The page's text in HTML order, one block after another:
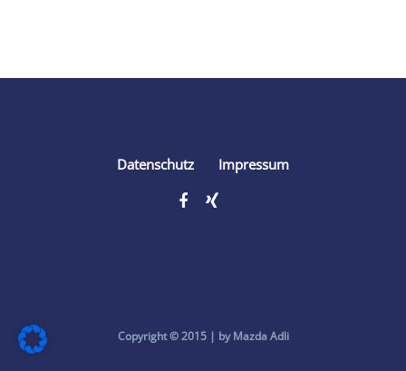
Datenschutz Impressum
Copyright © 2015 | by Mazda Adli